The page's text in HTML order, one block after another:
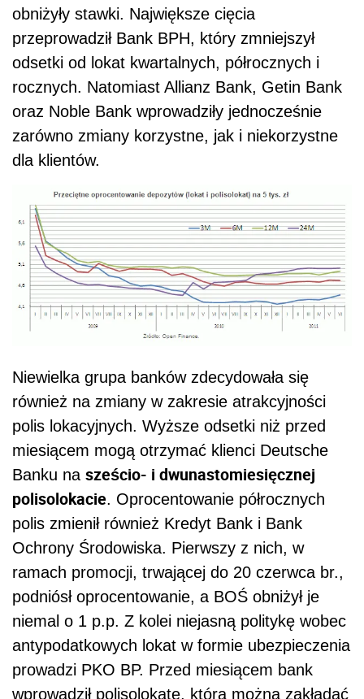
obniżyły stawki. Największe cięcia
przeprowadził Bank BPH, który zmniejszył
odsetki od lokat kwartalnych, półrocznych i
rocznych. Natomiast Allianz Bank, Getin Bank
oraz Noble Bank wprowadziły jednocześnie
zarówno zmiany korzystne, jak i niekorzystne
dla klientów.
Niewielka grupa banków zdecydowała się
również na zmiany w zakresie atrakcyjności
polis lokacyjnych. Wyższe odsetki niż przed
miesiącem mogą otrzymać klienci Deutsche
Banku na sześcio- i dwunastomiesięcznej
polisolokacie. Oprocentowanie półrocznych
polis zmienił również Kredyt Bank i Bank
Ochrony Środowiska. Pierwszy z nich, w
ramach promocji, trwającej do 20 czerwca br.,
podniósł oprocentowanie, a BOŚ obniżył je
niemal o 1 p.p. Z kolei niejasną politykę wobec
antypodatkowych lokat w formie ubezpieczenia
prowadzi PKO BP. Przed miesiącem bank
wprowadził polisolokatę, którą można zakładać